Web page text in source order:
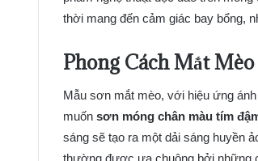
thời mang đến cảm giác bay bổng,
Phong Cách Mắt
Mẫu sơn mắt mèo, với hiệu ứng
muốn sơn móng chân màu tím
sáng sẽ tạo ra một dải sáng huyền
thường được ưa chuộng bởi những